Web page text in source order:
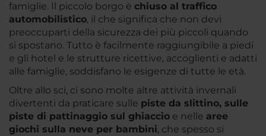
famiglie. Il piccolo borgo è chiuso al traffico
automobilistico, il che significa che non devi
preoccuparti della sicurezza dei più piccoli quando
si spostano. Tutto è facilmente raggiungibile a piedi
e gli hotel e le strutture ricettive, accoglienti e adatti
alle famiglie, soddisfano le esigenze di tutte le età.
Oltre allo sci, ci sono molte altre attività invernali
divertenti da praticare sulle piste da slittino, sulle
piste di pattinaggio sul ghiaccio e nelle aree
giochi sulla neve per bambini, che spesso si